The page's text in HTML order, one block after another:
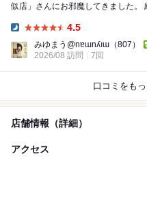
似店」さんにお邪魔してきました。 結論から申し上げます。ここは、肉
4.5
みゆまう@nɐɯnʎıɯ （807）
2026/08 訪問
7回
口コミをもっ
店舗情報（詳細）
アクセス